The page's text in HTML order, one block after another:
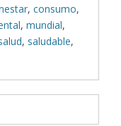
,consumo,
,mundial,
, saludable,